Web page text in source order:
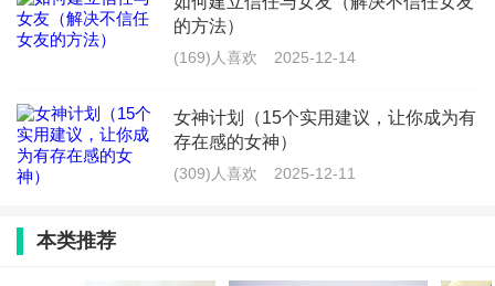
态度。
的方法）
(169)人喜欢 2025-12-14
女神计划（15个实用建议，让你成为有
存在感的女神）
(309)人喜欢 2025-12-11
本类推荐